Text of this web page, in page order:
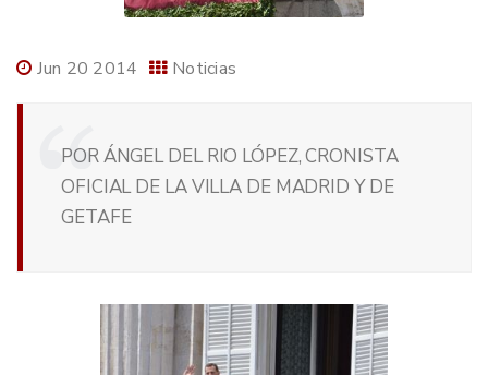
Jun 20 2014 Noticias
POR ÁNGEL DEL RIO LÓPEZ, CRONISTA
OFICIAL DE LA VILLA DE MADRID Y DE
GETAFE